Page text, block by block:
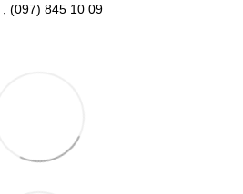
, (097) 845 10 09